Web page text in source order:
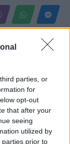
parties, or
for
opt-out
that after your
seeing
utilized by
parties prior to
pjesë e